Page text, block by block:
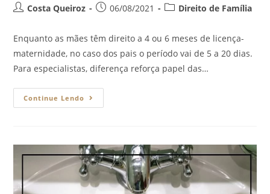
Costa Queiroz 06/08/2021 Direito de Família
Enquanto as mães têm direito a 4 ou 6 meses de licença-
maternidade, no caso dos pais o período vai de 5 a 20 dias.
Para especialistas, diferença reforça papel das…
Continue Lendo